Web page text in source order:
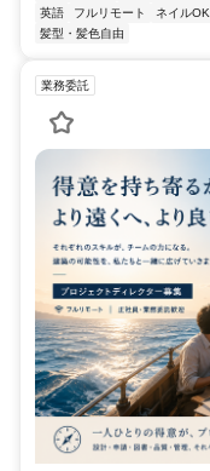
英語
フルリモート ネイルOK
髪型・髪色自由
業務委託